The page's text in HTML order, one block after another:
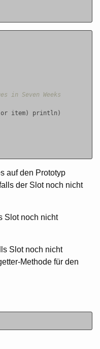
in Seven Weeks
or item) println )
auf den Prototyp
der Slot noch nicht
Slot noch nicht
Slot noch nicht
Methode für den